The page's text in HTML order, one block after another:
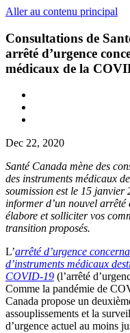
Aller au contenu principal
Consultations de
arrêté d’urgence
médicaux de la
Dec 22, 2020
Santé Canada mène des
des instruments médicaux
soumission est le 15 janvier
informer d’un nouvel arrêté
élabore et solliciter vos
transition proposés.
L’arrêté d’urgence
d’instruments médicaux
COVID-19 (l’arrêté
Comme la pandémie de
Canada propose un
assouplissements et la
d’urgence actuel au moins